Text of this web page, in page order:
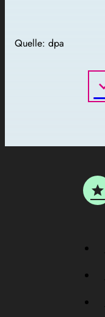
Quelle: dpa